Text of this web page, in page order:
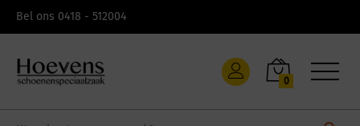
Bel ons 0418 - 512004
0